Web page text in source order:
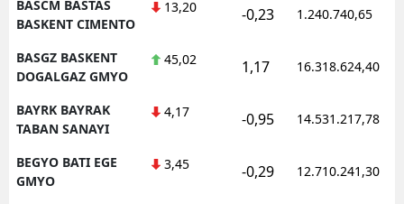
BASCM BASTAS
BASKENT CIMENTO
13,20 -0,23 1.240.740,65
BASGZ BASKENT
DOGALGAZ GMYO
45,02 1,17 16.318.624,40
BAYRK BAYRAK
TABAN SANAYI
4,17 -0,95 14.531.217,78
BEGYO BATI EGE
GMYO
3,45 -0,29 12.710.241,30